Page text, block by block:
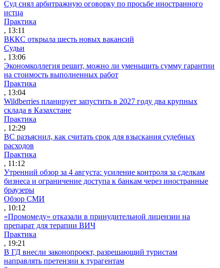
Суд снял арбитражную оговорку по просьбе иностранного
истца
Практика
, 13:11
ВККС открыла шесть новых вакансий
Судьи
, 13:06
Экономколлегия решит, можно ли уменьшить сумму гарантии
на стоимость выполненных работ
Практика
, 13:04
Wildberries планирует запустить в 2027 году два крупных
склада в Казахстане
Практика
, 12:29
ВС разъяснил, как считать срок для взыскания судебных
расходов
Практика
, 11:12
Утренний обзор за 4 августа: усиление контроля за сделкам
бизнеса и ограничение доступа к банкам через иностранные
браузеры
Обзор СМИ
, 10:12
«Промомеду» отказали в принудительной лицензии на
препарат для терапии ВИЧ
Практика
, 19:21
В ГД внесли законопроект, разрешающий туристам
направлять претензии к турагентам